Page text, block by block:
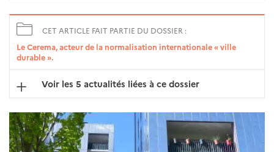
CET ARTICLE FAIT PARTIE DU DOSSIER :
Le Cerema, acteur de la normalisation internationale « ville
durable ».
Voir les 5 actualités liées à ce dossier